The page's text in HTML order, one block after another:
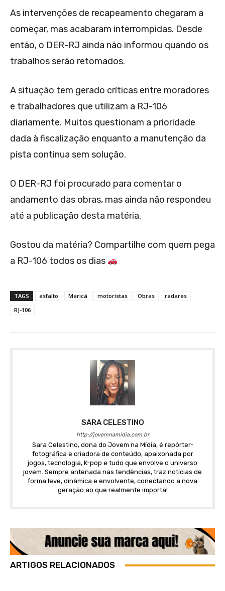
As intervenções de recapeamento chegaram a
começar, mas acabaram interrompidas. Desde
então, o DER-RJ ainda não informou quando os
trabalhos serão retomados.
A situação tem gerado críticas entre moradores
e trabalhadores que utilizam a RJ-106
diariamente. Muitos questionam a prioridade
dada à fiscalização enquanto a manutenção da
pista continua sem solução.
O DER-RJ foi procurado para comentar o
andamento das obras, mas ainda não respondeu
até a publicação desta matéria.
Gostou da matéria? Compartilhe com quem pega
a RJ-106 todos os dias
TAGS asfalto Maricá motoristas Obras
radares
RJ-106
SARA CELESTINO
http://jovemnamidia.com.br
Sara Celestino, dona do Jovem na Mídia, é repórter-
fotográfica e criadora de conteúdo, apaixonada por
jogos, tecnologia, K-pop e tudo que envolve o universo
jovem. Sempre antenada nas tendências, traz notícias de
forma leve, dinâmica e envolvente, conectando a nova
geração ao que realmente importa!
ARTIGOS RELACIONADOS